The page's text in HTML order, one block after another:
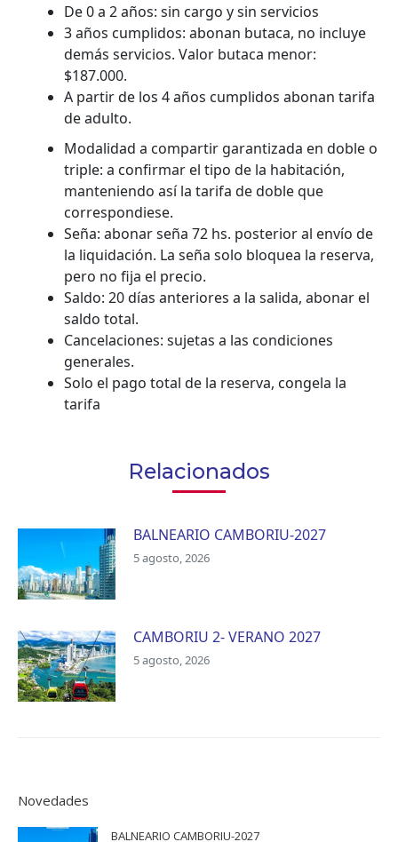
De 0 a 2 años: sin cargo y sin servicios
3 años cumplidos: abonan butaca, no incluye
demás servicios. Valor butaca menor:
$187.000.
A partir de los 4 años cumplidos abonan tarifa
de adulto.
Modalidad a compartir garantizada en doble o
triple: a confirmar el tipo de la habitación,
manteniendo así la tarifa de doble que
correspondiese.
Seña: abonar seña 72 hs. posterior al envío de
la liquidación. La seña solo bloquea la reserva,
pero no fija el precio.
Saldo: 20 días anteriores a la salida, abonar el
saldo total.
Cancelaciones: sujetas a las condiciones
generales.
Solo el pago total de la reserva, congela la
tarifa
Relacionados
BALNEARIO CAMBORIU-2027
5 agosto, 2026
CAMBORIU 2- VERANO 2027
5 agosto, 2026
Novedades
BALNEARIO CAMBORIU-2027